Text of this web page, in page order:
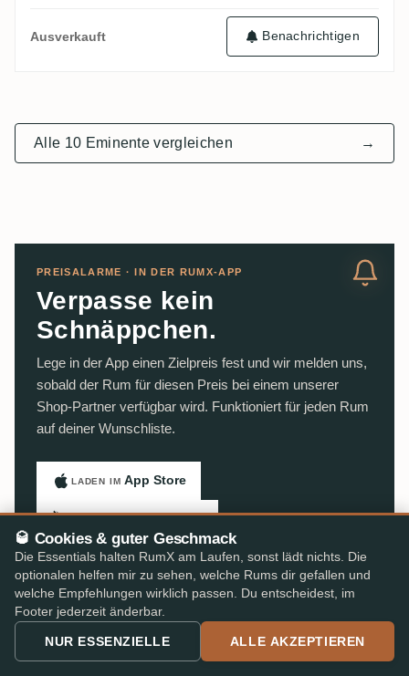
Ausverkauft Benachrichtigen
Alle 10 Eminente vergleichen →
PREISALARME · IN DER RUMX-APP
Verpasse kein
Schnäppchen.
Lege in der App einen Zielpreis fest und wir melden uns,
sobald der Rum für diesen Preis bei einem unserer
Shop-Partner verfügbar wird. Funktioniert für jeden Rum
auf deiner Wunschliste.
LADEN IM App Store
Google Play
★ 4,8/5im App Store & Play Store
🥃 Cookies & guter Geschmack
Die Essentials halten RumX am Laufen, sonst lädt nichts. Die
optionalen helfen mir zu sehen, welche Rums dir gefallen und
welche Empfehlungen wirklich passen. Du entscheidest, im
Footer jederzeit änderbar.
NUR ESSENZIELLE ALLE AKZEPTIEREN